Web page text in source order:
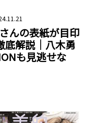
んの表紙が目印
解説｜八木勇
も見逃せな